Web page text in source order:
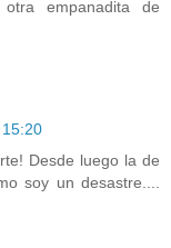
empanadita de
Desde luego la de
soy un desastre....